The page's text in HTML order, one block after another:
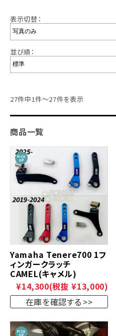
表示切替：
並び順：
27件中1件～27件を表示
商品一覧
Yamaha Tenere700 1フ
ィンガークラッチ
CAMEL(キャメル)
¥14,300(税抜 ¥13,000)
在庫を確認する